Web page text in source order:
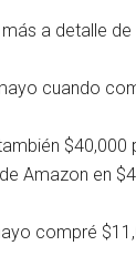
a detalle
cuando
Amazon en
compré